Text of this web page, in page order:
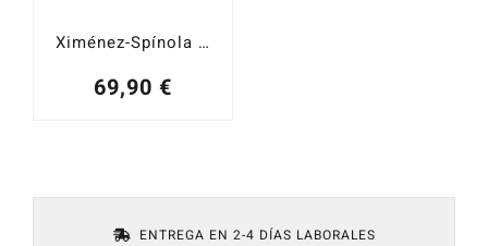
Ximénez-Spínola Pedro Ximénez Solera 1918
69,90 €
ENTREGA EN 2-4 DÍAS LABORALES